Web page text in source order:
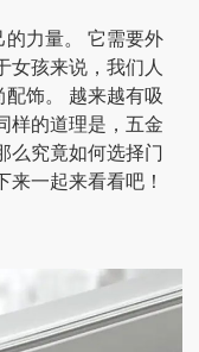
的力量。 它需要外
女孩来说，我们人
饰。 越来越有吸
样的道理是，五金
么究竟如何选择门
来一起来看看吧！